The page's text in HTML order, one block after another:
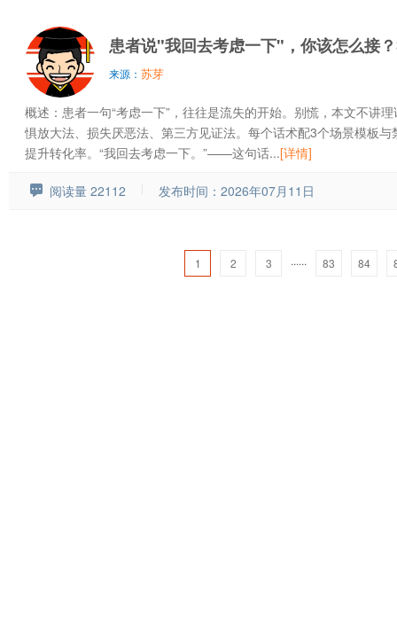
患者说"我回去考虑一下"，你该怎么接
来源： 苏芽
概述：患者一句“考虑一下”，往往是流失的开始。别慌，本文不讲
惧放大法、损失厌恶法、第三方见证法。每个话术配3个场景模板
提升转化率。“我回去考虑一下。”——这句话...[详情]
阅读量 22112 发布时间：2026年07月11日
1 2 3 ...... 83 84